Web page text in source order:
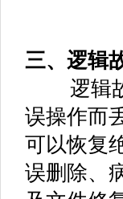
三、逻辑
逻辑故
误操作而
可以恢复
误删除、